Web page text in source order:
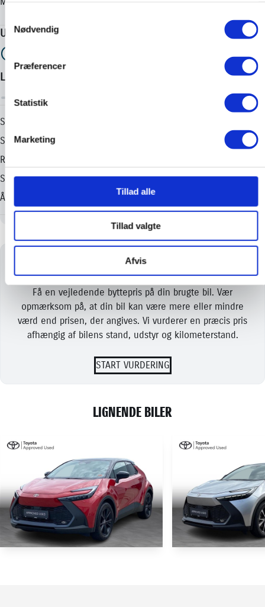
Nødvendig
Præferencer
Statistik
Marketing
Tillad alle
Tillad valgte
Afvis
FÅ EN BYTTEPRIS PÅ DIN BIL
Få en vejledende byttepris på din brugte bil. Vær
opmærksom på, at din bil kan være mere eller mindre
værd end prisen, der angives. Vi vurderer en præcis pris
afhængig af bilens stand, udstyr og kilometerstand.
START VURDERING
LIGNENDE BILER